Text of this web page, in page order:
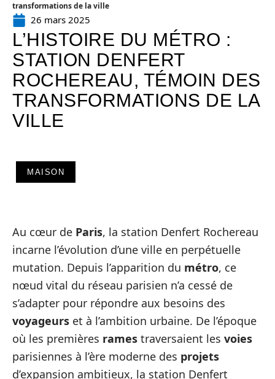
transformations de la ville
26 mars 2025
L’HISTOIRE DU MÉTRO :
STATION DENFERT
ROCHEREAU, TÉMOIN DES
TRANSFORMATIONS DE LA
VILLE
MAISON
Au cœur de Paris, la station Denfert Rochereau
incarne l’évolution d’une ville en perpétuelle
mutation. Depuis l’apparition du métro, ce
nœud vital du réseau parisien n’a cessé de
s’adapter pour répondre aux besoins des
voyageurs et à l’ambition urbaine. De l’époque
où les premières rames traversaient les voies
parisiennes à l’ère moderne des projets
d’expansion ambitieux, la station Denfert